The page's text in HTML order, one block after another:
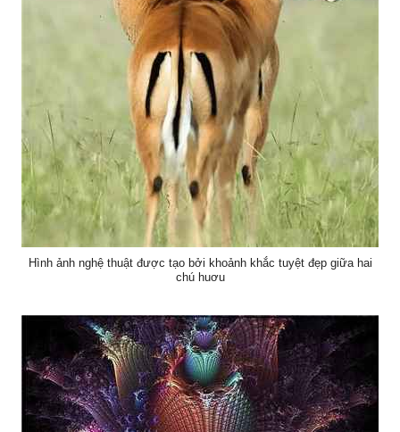
Hình ảnh nghệ thuật được tạo bởi khoảnh khắc tuyệt đẹp giữa hai
chú huơu